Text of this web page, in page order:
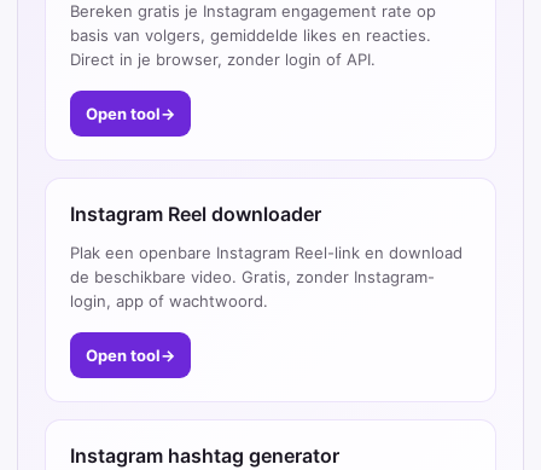
Bereken gratis je Instagram engagement rate op
basis van volgers, gemiddelde likes en reacties.
Direct in je browser, zonder login of API.
Open tool→
Instagram Reel downloader
Plak een openbare Instagram Reel-link en download
de beschikbare video. Gratis, zonder Instagram-
login, app of wachtwoord.
Open tool→
Instagram hashtag generator